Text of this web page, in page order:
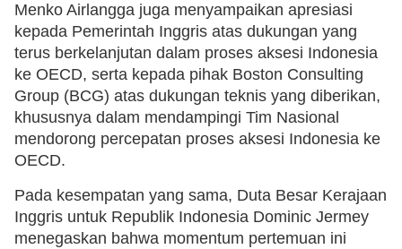
Menko Airlangga juga menyampaikan apresiasi
kepada Pemerintah Inggris atas dukungan yang
terus berkelanjutan dalam proses aksesi Indonesia
ke OECD, serta kepada pihak Boston Consulting
Group (BCG) atas dukungan teknis yang diberikan,
khususnya dalam mendampingi Tim Nasional
mendorong percepatan proses aksesi Indonesia ke
OECD.
Pada kesempatan yang sama, Duta Besar Kerajaan
Inggris untuk Republik Indonesia Dominic Jermey
menegaskan bahwa momentum pertemuan ini